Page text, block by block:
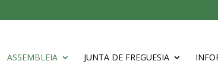
ASSEMBLEIA JUNTA DE FREGUESIA